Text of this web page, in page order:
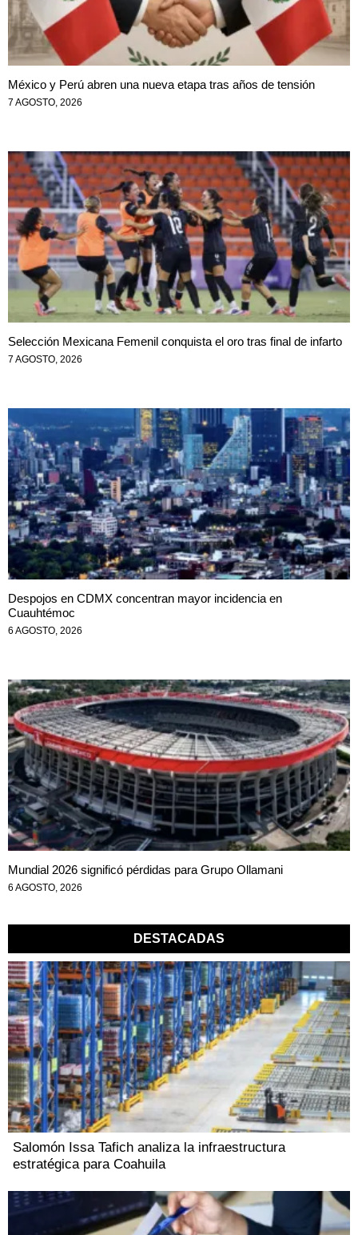
México y Perú abren una nueva etapa tras años de tensión
7 AGOSTO, 2026
Selección Mexicana Femenil conquista el oro tras final de infarto
7 AGOSTO, 2026
Despojos en CDMX concentran mayor incidencia en
Cuauhtémoc
6 AGOSTO, 2026
Mundial 2026 significó pérdidas para Grupo Ollamani
6 AGOSTO, 2026
DESTACADAS
Salomón Issa Tafich analiza la infraestructura
estratégica para Coahuila